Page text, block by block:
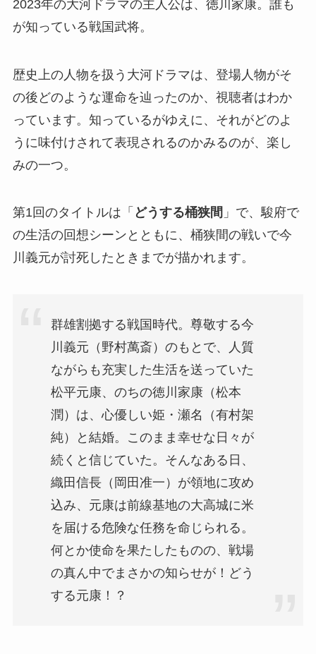
2023年の大河ドラマの主人公は、徳川家康。誰も
が知っている戦国武将。
歴史上の人物を扱う大河ドラマは、登場人物がそ
の後どのような運命を辿ったのか、視聴者はわか
っています。知っているがゆえに、それがどのよ
うに味付けされて表現されるのかみるのが、楽し
みの一つ。
第1回のタイトルは「 どうする桶狭間 」で、駿府で
の生活の回想シーンとともに、桶狭間の戦いで今
川義元が討死したときまでが描かれます。
群雄割拠する戦国時代。尊敬する今
川義元（野村萬斎）のもとで、人質
ながらも充実した生活を送っていた
松平元康、のちの徳川家康（松本
潤）は、心優しい姫・瀬名（有村架
純）と結婚。このまま幸せな日々が
続くと信じていた。そんなある日、
織田信長（岡田准一）が領地に攻め
込み、元康は前線基地の大高城に米
を届ける危険な任務を命じられる。
何とか使命を果たしたものの、戦場
の真ん中でまさかの知らせが！どう
する元康！？